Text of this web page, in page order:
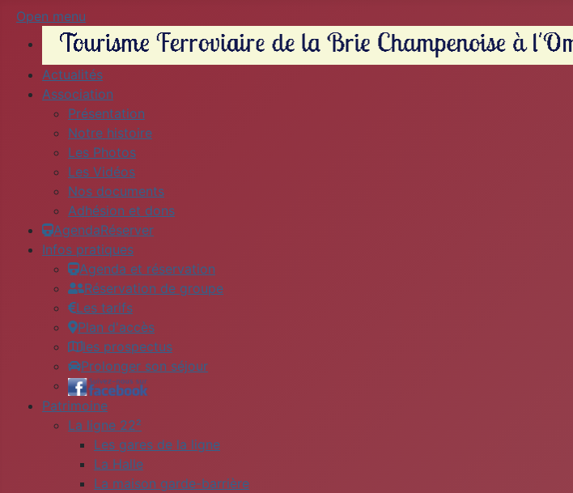
Open menu
Actualités
Association
Présentation
Notre histoire
Les Photos
Les Vidéos
Nos documents
Adhésion et dons
AgendaRéserver
Infos pratiques
Agenda et réservation
Réservation de groupe
Les tarifs
Plan d'accès
les prospectus
Prolonger son séjour
Patrimoine
La ligne 22²
Les gares de la ligne
La Halle
La maison garde-barrière